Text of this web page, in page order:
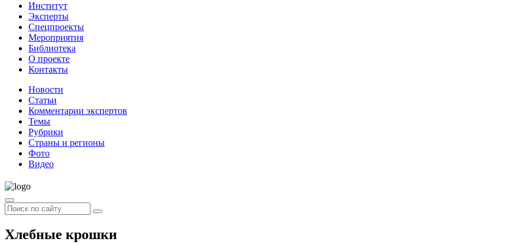
Институт
Эксперты
Спецпроекты
Мероприятия
Библиотека
О проекте
Контакты
Новости
Статьи
Комментарии экспертов
Темы
Рубрики
Страны и регионы
Фото
Видео
Хлебные крошки